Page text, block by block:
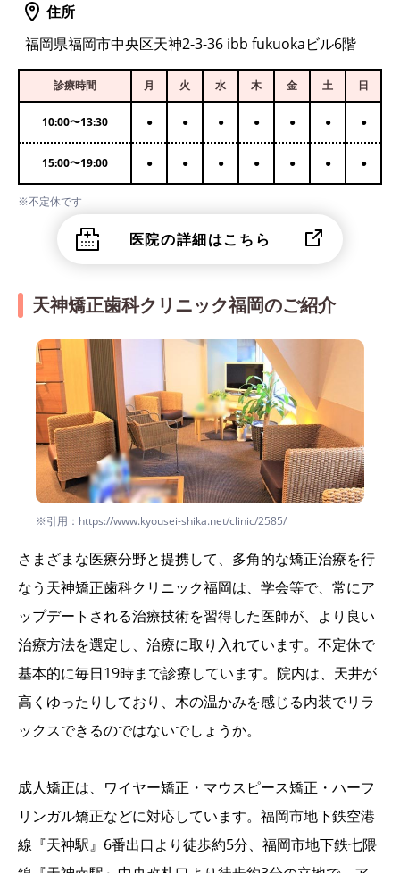
住所
福岡県福岡市中央区天神2-3-36 ibb fukuokaビル6階
診療時間 月 火 水 木 金 土 日
10:00〜13:30 ● ● ● ● ● ● ●
15:00〜19:00 ● ● ● ● ● ● ●
※不定休です
医院の詳細はこちら
天神矯正歯科クリニック福岡のご紹介
※引用：https://www.kyousei-shika.net/clinic/2585/
さまざまな医療分野と提携して、多角的な矯正治療を行
なう天神矯正歯科クリニック福岡は、学会等で、常にア
ップデートされる治療技術を習得した医師が、より良い
治療方法を選定し、治療に取り入れています。不定休で
基本的に毎日19時まで診療しています。院内は、天井が
高くゆったりしており、木の温かみを感じる内装でリラ
ックスできるのではないでしょうか。
成人矯正は、ワイヤー矯正・マウスピース矯正・ハーフ
リンガル矯正などに対応しています。福岡市地下鉄空港
線『天神駅』6番出口より徒歩約5分、福岡市地下鉄七隈